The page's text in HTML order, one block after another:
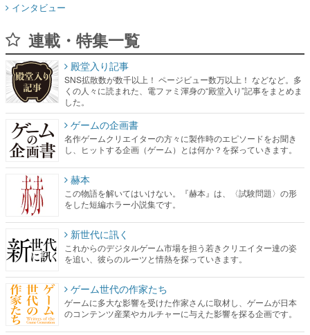
インタビュー
連載・特集一覧
殿堂入り記事
SNS拡散数が数千以上！ ページビュー数万以上！ などなど。多
くの人々に読まれた、電ファミ渾身の“殿堂入り”記事をまとめま
した。
ゲームの企画書
名作ゲームクリエイターの方々に製作時のエピソードをお聞き
し、ヒットする企画（ゲーム）とは何か？を探っていきます。
赫本
この物語を解いてはいけない。『赫本』は、〈試験問題〉の形
をした短編ホラー小説集です。
新世代に訊く
これからのデジタルゲーム市場を担う若きクリエイター達の姿
を追い、彼らのルーツと情熱を探っていきます。
ゲーム世代の作家たち
ゲームに多大な影響を受けた作家さんに取材し、ゲームが日本
のコンテンツ産業やカルチャーに与えた影響を探る企画です。